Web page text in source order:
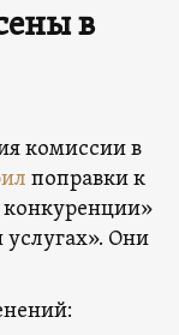
в
комиссии в
поправки к
услугах». Они